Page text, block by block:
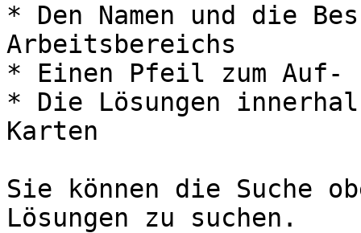
* Den Namen und die
Arbeitsbereichs
* Einen Pfeil zum Auf-
* Die Lösungen
Karten
Sie können die Suche
Lösungen zu suchen.